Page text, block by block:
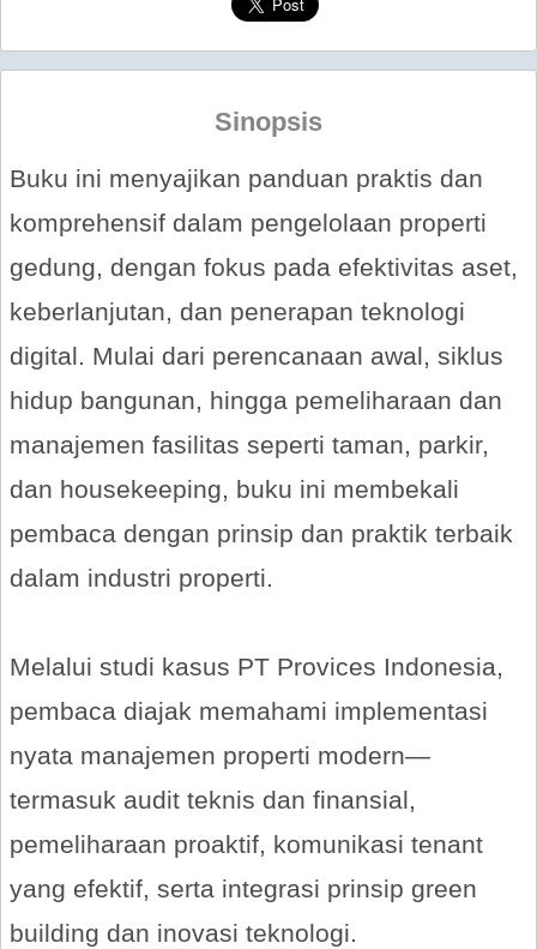
Sinopsis
Buku ini menyajikan panduan praktis dan
komprehensif dalam pengelolaan properti
gedung, dengan fokus pada efektivitas aset,
keberlanjutan, dan penerapan teknologi
digital. Mulai dari perencanaan awal, siklus
hidup bangunan, hingga pemeliharaan dan
manajemen fasilitas seperti taman, parkir,
dan housekeeping, buku ini membekali
pembaca dengan prinsip dan praktik terbaik
dalam industri properti.
Melalui studi kasus PT Provices Indonesia,
pembaca diajak memahami implementasi
nyata manajemen properti modern—
termasuk audit teknis dan finansial,
pemeliharaan proaktif, komunikasi tenant
yang efektif, serta integrasi prinsip green
building dan inovasi teknologi.